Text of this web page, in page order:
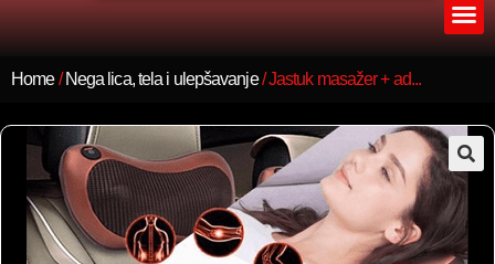
Home/Nega lica, tela i ulepšavanje/ Jastuk masažer + ad...
🔍